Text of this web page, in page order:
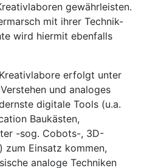
gewährleisten.
mit ihrer Technik-
wird hiermit ebenfalls
erfolgt unter
und analoges
digitale Tools (u.a.
Baukästen,
-sog. Cobots-, 3D-
zum Einsatz kommen,
analoge Techniken